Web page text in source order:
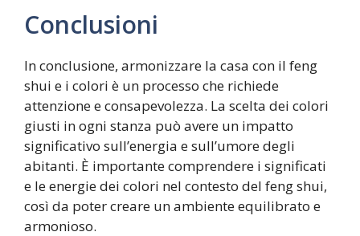
Conclusioni
In conclusione, armonizzare la casa con il feng
shui e i colori è un processo che richiede
attenzione e consapevolezza. La scelta dei colori
giusti in ogni stanza può avere un impatto
significativo sull’energia e sull’umore degli
abitanti. È importante comprendere i significati
e le energie dei colori nel contesto del feng shui,
così da poter creare un ambiente equilibrato e
armonioso.